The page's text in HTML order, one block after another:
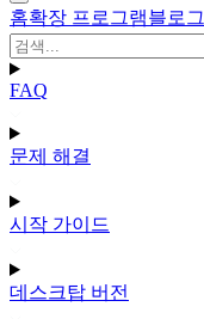
홈확장 프로그램블로그
FAQ
문제 해결
시작 가이드
데스크탑 버전